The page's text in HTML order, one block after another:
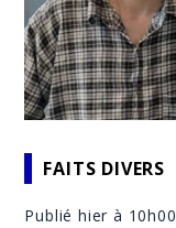
FAITS DIVERS
Publié hier à 10h00